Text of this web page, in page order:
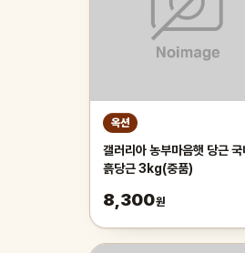
옥션
갤러리아 농부마음햇 당근 국
흙당근 3kg(중품)
8,300원